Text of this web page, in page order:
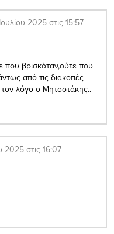
2025 στις 15:57
που βρισκόταν,ούτε που
από τις διακοπές
λόγο ο Μητσοτάκης..
2025 στις 16:07